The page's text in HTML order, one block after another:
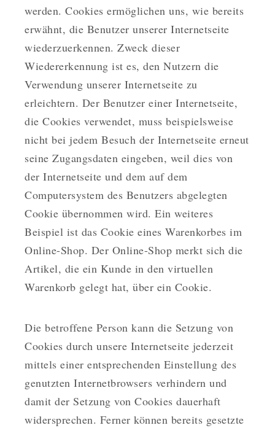
werden. Cookies ermöglichen uns, wie bereits
erwähnt, die Benutzer unserer Internetseite
wiederzuerkennen. Zweck dieser
Wiedererkennung ist es, den Nutzern die
Verwendung unserer Internetseite zu
erleichtern. Der Benutzer einer Internetseite,
die Cookies verwendet, muss beispielsweise
nicht bei jedem Besuch der Internetseite erneut
seine Zugangsdaten eingeben, weil dies von
der Internetseite und dem auf dem
Computersystem des Benutzers abgelegten
Cookie übernommen wird. Ein weiteres
Beispiel ist das Cookie eines Warenkorbes im
Online-Shop. Der Online-Shop merkt sich die
Artikel, die ein Kunde in den virtuellen
Warenkorb gelegt hat, über ein Cookie.
Die betroffene Person kann die Setzung von
Cookies durch unsere Internetseite jederzeit
mittels einer entsprechenden Einstellung des
genutzten Internetbrowsers verhindern und
damit der Setzung von Cookies dauerhaft
widersprechen. Ferner können bereits gesetzte